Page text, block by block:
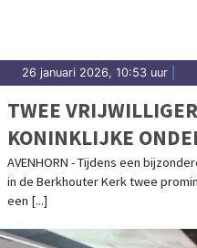
26 januari 2026, 10:53 uur
TWEE
KONINKLIJKE
JARENLANGE INZET
AVENHORN - Tijdens een
in de Berkhouter Kerk twee
een [...]